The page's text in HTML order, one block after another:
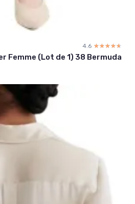
4.6 ☆☆☆☆☆
★★★★★
Femme (Lot de 1) 38 Bermuda